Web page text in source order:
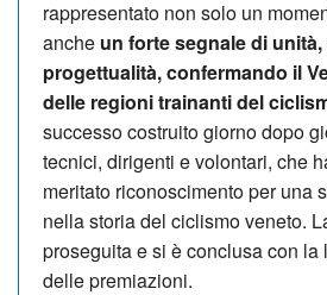
rappresentato non solo un
anche un forte segnale di
progettualità, confermando il
delle regioni trainanti del
successo costruito giorno dopo
tecnici, dirigenti e volontari, che
meritato riconoscimento per una
nella storia del ciclismo veneto.
proseguita e si è conclusa con la
delle premiazioni.